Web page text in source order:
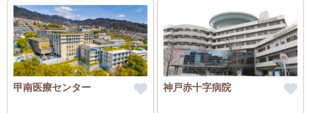
日高高等学校、兵庫大学、平成淡路看護専門学校、武庫川女子大学、
JCHO神戸中央病院付属看護専門学校
【奈良県】
畿央大学、奈良学園大学、奈良県立医科大学、奈良文化高等学校衛生看
護専攻科、大和大学白鳳短期大学部
【和歌山県】
甲南医療センター 神戸赤十字病院